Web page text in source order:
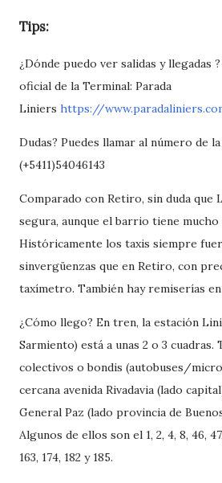
Tips:
¿Dónde puedo ver salidas y llegadas
oficial de la Terminal: Parada
Liniers https://
Dudas? Puedes llamar al número de
(+5411)54046143
Comparado con Retiro, sin duda que
segura, aunque el barrio tiene
Históricamente los taxis siempre
sinvergüenzas que en Retiro, con
taxímetro. También hay remiserías
¿Cómo llego? En tren, la estación
Sarmiento) está a unas 2 o 3 cuadras.
colectivos o bondis (autobuses/
cercana avenida Rivadavia (lado
General Paz (lado provincia de
Algunos de ellos son el 1, 2, 4, 8, 46, 47,
163, 174, 182 y 185.